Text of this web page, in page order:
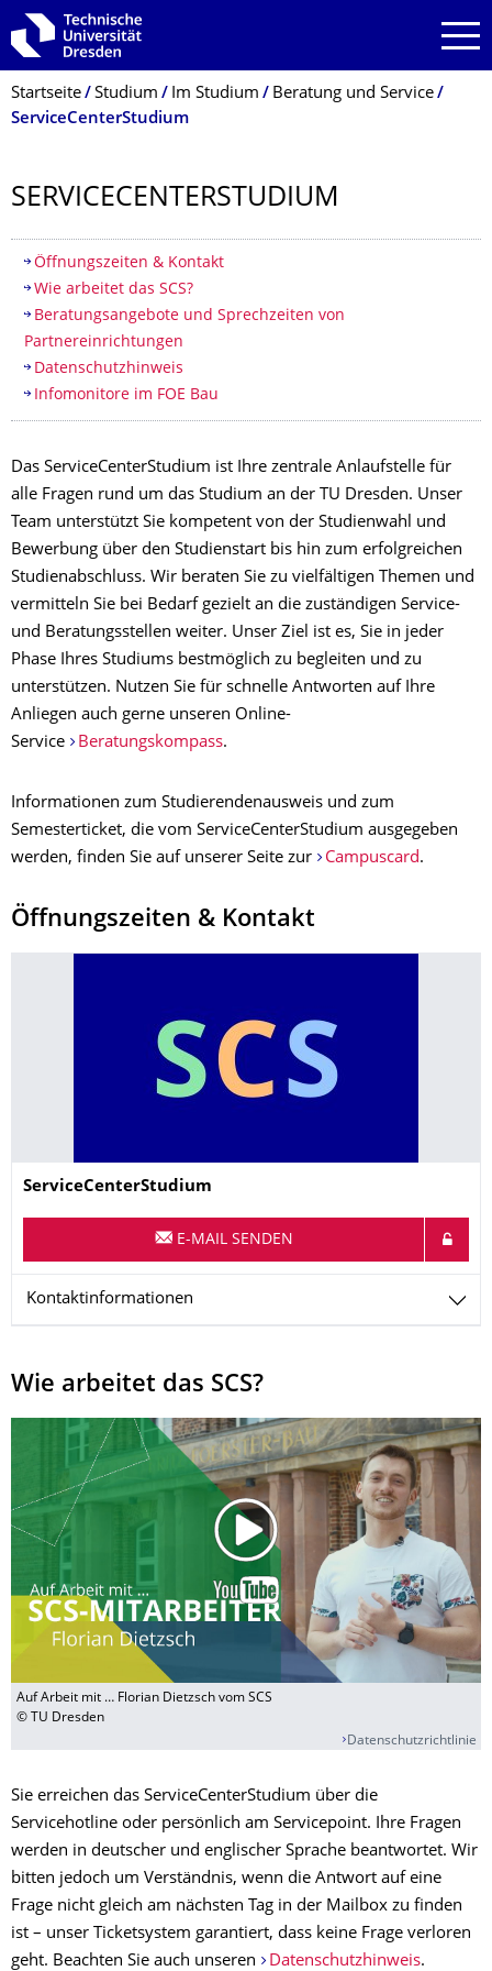
Zur Hauptnavigation springen
Zur Suche springen
Zum Inhalt springen
Breadcrumb-Menü
Startseite Studium Im Studium
Beratung und Service
ServiceCenterStudium
SERVICECENTER­STUDIUM
Inhaltsverzeichnis
Öffnungszeiten & Kontakt
Wie arbeitet das SCS?
Beratungsangebote und Sprechzeiten von
Partnereinrichtungen
Datenschutzhinweis
Infomonitore im FOE Bau
Das ServiceCenterStudium ist Ihre zentrale Anlaufstelle für
alle Fragen rund um das Studium an der TU Dresden. Unser
Team unterstützt Sie kompetent von der Studienwahl und
Bewerbung über den Studienstart bis hin zum erfolgreichen
Studienabschluss. Wir beraten Sie zu vielfältigen Themen und
vermitteln Sie bei Bedarf gezielt an die zuständigen Service-
und Beratungsstellen weiter. Unser Ziel ist es, Sie in jeder
Phase Ihres Studiums bestmöglich zu begleiten und zu
unterstützen. Nutzen Sie für schnelle Antworten auf Ihre
Anliegen auch gerne unseren Online-
Service
Beratungskompass.
Informationen zum Studierendenausweis und zum
Semesterticket, die vom ServiceCenterStudium ausgegeben
werden, finden Sie auf unserer Seite zur
Campuscard.
Öffnungszeiten & Kontakt
Name
ServiceCenterStudium
E-MAIL SENDEN
Kontaktinformationen
Wie arbeitet das SCS?
Auf Arbeit mit … Florian Dietzsch vom SCS
© TU Dresden
Datenschutzrichtlinie
Sie erreichen das ServiceCenterStudium über die
Servicehotline oder persönlich am Servicepoint. Ihre Fragen
werden in deutscher und englischer Sprache beantwortet. Wir
bitten jedoch um Verständnis, wenn die Antwort auf eine
Frage nicht gleich am nächsten Tag in der Mailbox zu finden
ist – unser Ticketsystem garantiert, dass keine Frage verloren
geht. Beachten Sie auch unseren
Datenschutzhinweis.